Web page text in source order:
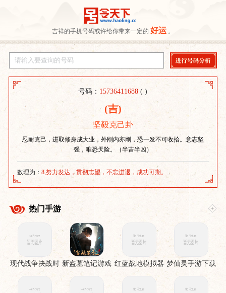
吉祥的手机号码或许给你带来一定的 好运 。
号码： 15736411688 ( )
(吉)
坚毅克己卦
忍耐克己，进取修身成大业，外刚内亦刚，恐一发不可收拾。意志坚
强，唯恐天险。（半吉半凶）
数理为：8,努力发达，贯彻志望，不忘进退，成功可期。
热门手游
现代战争决战时
刻手机版
新盗墓笔记游戏 红蓝战地模拟器
手游
梦仙灵手游下载